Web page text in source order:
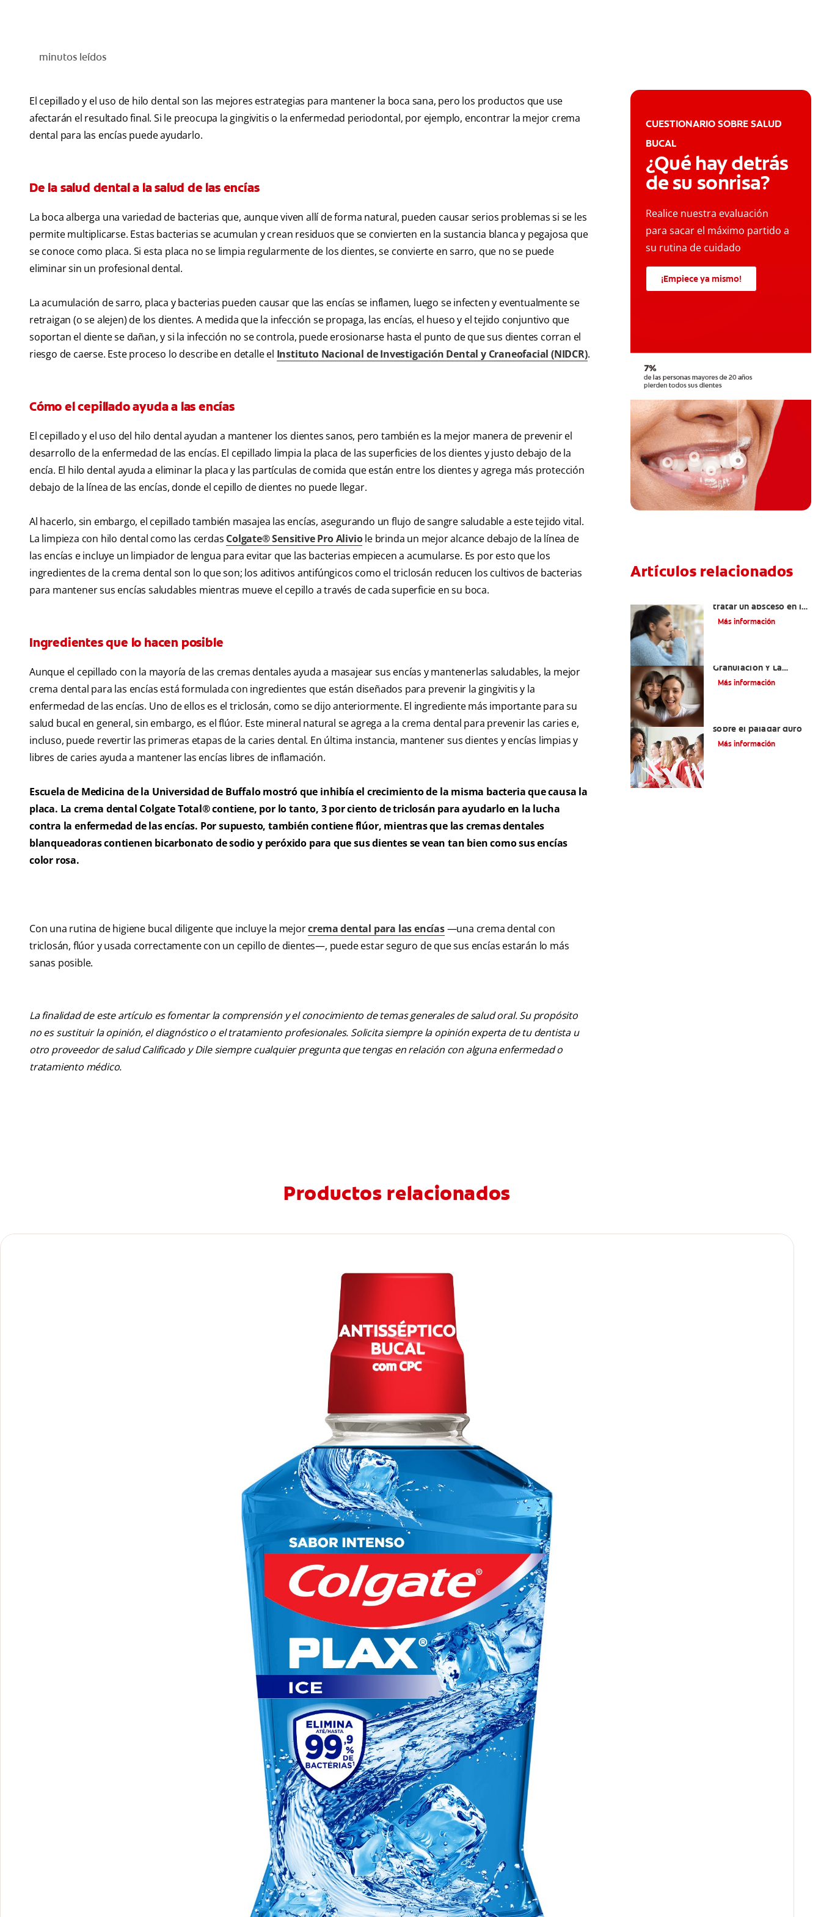
minutos leídos
El cepillado y el uso de hilo dental son las mejores estrategias para mantener la boca sana, pero los productos que use
afectarán el resultado final. Si le preocupa la gingivitis o la enfermedad periodontal, por ejemplo, encontrar la mejor crema
dental para las encías puede ayudarlo.
De la salud dental a la salud de las encías
La boca alberga una variedad de bacterias que, aunque viven allí de forma natural, pueden causar serios problemas si se les
permite multiplicarse. Estas bacterias se acumulan y crean residuos que se convierten en la sustancia blanca y pegajosa que
se conoce como placa. Si esta placa no se limpia regularmente de los dientes, se convierte en sarro, que no se puede
eliminar sin un profesional dental.
La acumulación de sarro, placa y bacterias pueden causar que las encías se inflamen, luego se infecten y eventualmente se
retraigan (o se alejen) de los dientes. A medida que la infección se propaga, las encías, el hueso y el tejido conjuntivo que
soportan el diente se dañan, y si la infección no se controla, puede erosionarse hasta el punto de que sus dientes corran el
riesgo de caerse. Este proceso lo describe en detalle el Instituto Nacional de Investigación Dental y Craneofacial (NIDCR).
Cómo el cepillado ayuda a las encías
El cepillado y el uso del hilo dental ayudan a mantener los dientes sanos, pero también es la mejor manera de prevenir el
desarrollo de la enfermedad de las encías. El cepillado limpia la placa de las superficies de los dientes y justo debajo de la
encía. El hilo dental ayuda a eliminar la placa y las partículas de comida que están entre los dientes y agrega más protección
debajo de la línea de las encías, donde el cepillo de dientes no puede llegar.
Al hacerlo, sin embargo, el cepillado también masajea las encías, asegurando un flujo de sangre saludable a este tejido vital.
La limpieza con hilo dental como las cerdas Colgate® Sensitive Pro Aliviole brinda un mejor alcance debajo de la línea de
las encías e incluye un limpiador de lengua para evitar que las bacterias empiecen a acumularse. Es por esto que los
ingredientes de la crema dental son lo que son; los aditivos antifúngicos como el triclosán reducen los cultivos de bacterias
para mantener sus encías saludables mientras mueve el cepillo a través de cada superficie en su boca.
Ingredientes que lo hacen posible
Aunque el cepillado con la mayoría de las cremas dentales ayuda a masajear sus encías y mantenerlas saludables, la mejor
crema dental para las encías está formulada con ingredientes que están diseñados para prevenir la gingivitis y la
enfermedad de las encías. Uno de ellos es el triclosán, como se dijo anteriormente. El ingrediente más importante para su
salud bucal en general, sin embargo, es el flúor. Este mineral natural se agrega a la crema dental para prevenir las caries e,
incluso, puede revertir las primeras etapas de la caries dental. En última instancia, mantener sus dientes y encías limpias y
libres de caries ayuda a mantener las encías libres de inflamación.
Escuela de Medicina de la Universidad de Buffalo mostró que inhibía el crecimiento de la misma bacteria que causa la
placa. La crema dental Colgate Total® contiene, por lo tanto, 3 por ciento de triclosán para ayudarlo en la lucha
contra la enfermedad de las encías. Por supuesto, también contiene flúor, mientras que las cremas dentales
blanqueadoras contienen bicarbonato de sodio y peróxido para que sus dientes se vean tan bien como sus encías
color rosa.
Con una rutina de higiene bucal diligente que incluye la mejorcrema dental para las encías—una crema dental con
triclosán, flúor y usada correctamente con un cepillo de dientes—, puede estar seguro de que sus encías estarán lo más
sanas posible.
La finalidad de este artículo es fomentar la comprensión y el conocimiento de temas generales de salud oral. Su propósito
no es sustituir la opinión, el diagnóstico o el tratamiento profesionales. Solicita siempre la opinión experta de tu dentista u
otro proveedor de salud Calificado y Dile siempre cualquier pregunta que tengas en relación con alguna enfermedad o
tratamiento médico.
CUESTIONARIO SOBRE SALUD
BUCAL
¿Qué hay detrás
de su sonrisa?
Realice nuestra evaluación
para sacar el máximo partido a
su rutina de cuidado
¡Empiece ya mismo!
Artículos relacionados
tratar un absceso en las
encías?
Más información
Granulación Y La
Cicatrización De
Más información
sobre el paladar duro
Más información
Productos relacionados